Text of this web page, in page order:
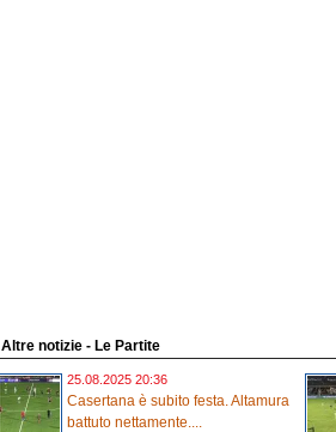
Altre notizie - Le Partite
25.08.2025 20:36
Casertana è subito festa. Altamura
battuto nettamente....